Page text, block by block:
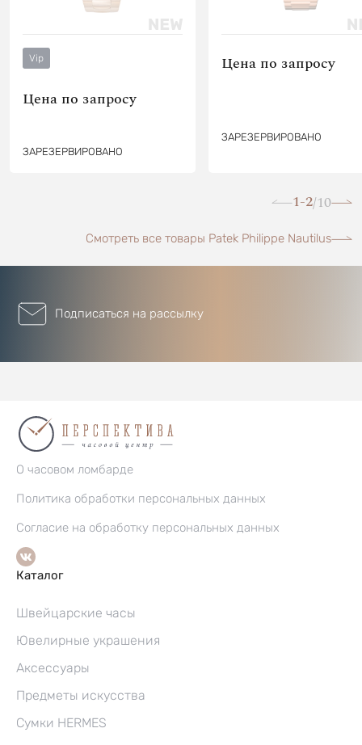
Vip
Цена по запросу
ЗАРЕЗЕРВИРОВАНО
Цена по запросу
ЗАРЕЗЕРВИРОВАНО
1-2/10
Смотреть все товары Patek Philippe Nautilus
Подписаться на рассылку
О часовом ломбарде
Политика обработки персональных данных
Согласие на обработку персональных данных
Каталог
Швейцарские часы
Ювелирные украшения
Аксессуары
Предметы искусства
Сумки HERMES